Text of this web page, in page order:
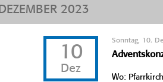
DEZEMBER 2023
10
Dez
Sonntag, 10.
Wo: